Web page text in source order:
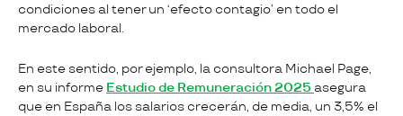
condiciones al tener un ‘efecto contagio’ en todo el
mercado laboral.
En este sentido, por ejemplo, la consultora Michael Page,
en su informe Estudio de Remuneración 2025 asegura
que en España los salarios crecerán, de media, un 3,5% el